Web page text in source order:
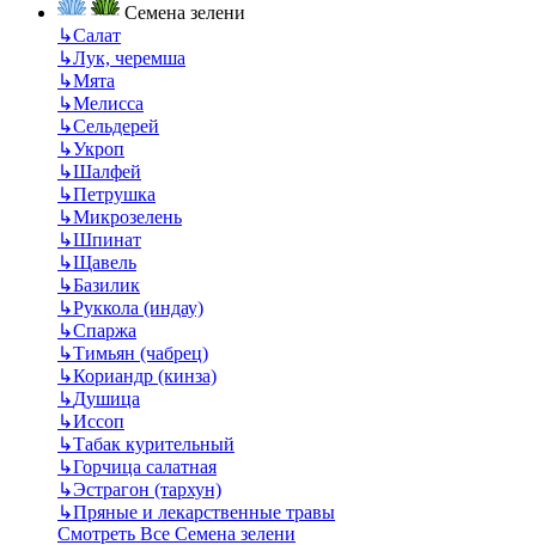
Семена зелени
↳Салат
↳Лук, черемша
↳Мята
↳Мелисса
↳Сельдерей
↳Укроп
↳Шалфей
↳Петрушка
↳Микрозелень
↳Шпинат
↳Щавель
↳Базилик
↳Руккола (индау)
↳Спаржа
↳Тимьян (чабрец)
↳Кориандр (кинза)
↳Душица
↳Иссоп
↳Табак курительный
↳Горчица салатная
↳Эстрагон (тархун)
↳Пряные и лекарственные травы
Смотреть Все Семена зелени